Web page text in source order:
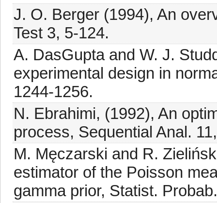
J. O. Berger (1994), An
Test 3, 5-124.
A. DasGupta and W. J.
experimental design in
1244-1256.
N. Ebrahimi, (1992), An
process, Sequential Anal.
M. Męczarski and R.
estimator of the Poisson
gamma prior, Statist.